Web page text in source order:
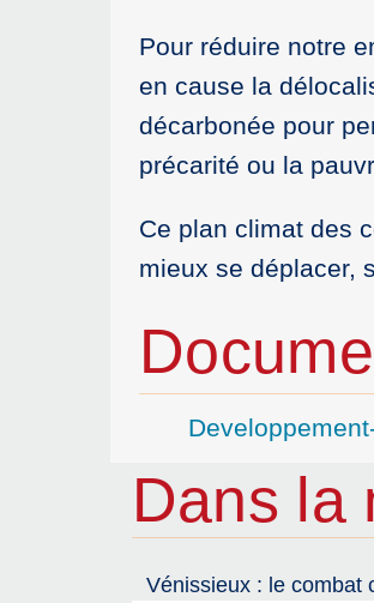
Pour réduire notre
en cause la
décarbonée pour
précarité ou la
Ce plan climat des
mieux se déplacer,
Dans la
Vénissieux : le combat